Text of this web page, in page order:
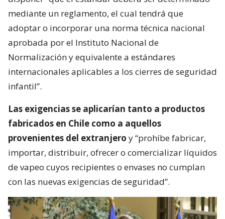
mediante un reglamento, el cual tendrá que
adoptar o incorporar una norma técnica nacional
aprobada por el Instituto Nacional de
Normalización y equivalente a estándares
internacionales aplicables a los cierres de seguridad
infantil”.
Las exigencias se aplicarían tanto a productos
fabricados en Chile como a aquellos
provenientes del extranjero y “prohíbe fabricar,
importar, distribuir, ofrecer o comercializar líquidos
de vapeo cuyos recipientes o envases no cumplan
con las nuevas exigencias de seguridad”.